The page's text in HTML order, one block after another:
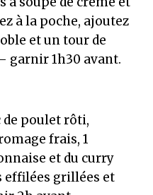
à la poche, ajoutez
et un tour de
garnir 1h30 avant.
de poulet rôti,
frais, 1
et du curry
effilées grillées et